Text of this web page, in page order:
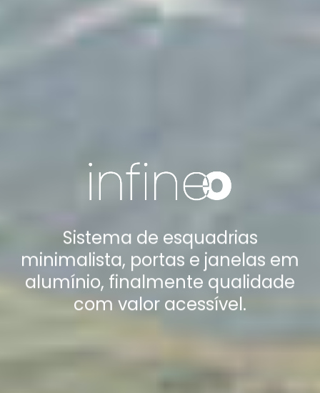
Sistema de esquadrias
minimalista, portas e janelas em
alumínio, finalmente qualidade
com valor acessível.